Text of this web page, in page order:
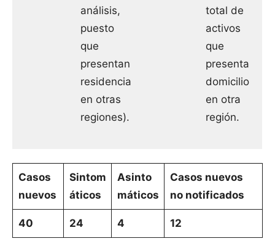
análisis,
puesto
que
presentan
residencia
en otras
regiones).
total de
activos
que
presenta
domicilio
en otra
región.
Casos
nuevos
Sintom
áticos
Asinto
máticos
Casos nuevos
no notificados
40 24 4 12